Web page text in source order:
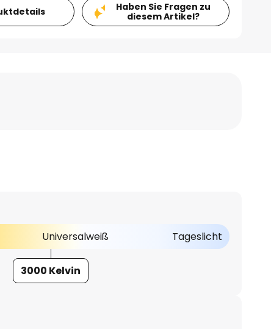
Haben Sie Fragen zu
diesem Artikel?
Universalweiß Tageslicht
3000 Kelvin